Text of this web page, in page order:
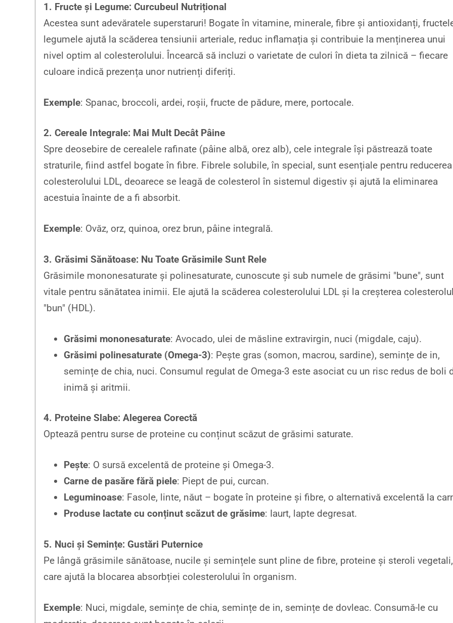
1. Fructe și Legume: Curcubeul Nutrițional
Acestea sunt adevăratele superstaruri! Bogate în vitamine, minerale, fibre și antioxidanți,
legumele ajută la scăderea tensiunii arteriale, reduc inflamația și contribuie la menținerea unui
nivel optim al colesterolului. Încearcă să incluzi o varietate de culori în dieta ta zilnică – fiecare
culoare indică prezența unor nutrienți diferiți.
Exemple: Spanac, broccoli, ardei, roșii, fructe de pădure, mere, portocale.
2. Cereale Integrale: Mai Mult Decât Pâine
Spre deosebire de cerealele rafinate (pâine albă, orez alb), cele integrale își păstrează toate
straturile, fiind astfel bogate în fibre. Fibrele solubile, în special, sunt esențiale pentru reducerea
colesterolului LDL, deoarece se leagă de colesterol în sistemul digestiv și ajută la eliminarea
acestuia înainte de a fi absorbit.
Exemple: Ovăz, orz, quinoa, orez brun, pâine integrală.
3. Grăsimi Sănătoase: Nu Toate Grăsimile Sunt Rele
Grăsimile mononesaturate și polinesaturate, cunoscute și sub numele de grăsimi "bune", sunt
vitale pentru sănătatea inimii. Ele ajută la scăderea colesterolului LDL și la creșterea
"bun" (HDL).
Grăsimi mononesaturate: Avocado, ulei de măsline extravirgin, nuci (migdale, caju).
Grăsimi polinesaturate (Omega-3): Pește gras (somon, macrou, sardine), semințe de in,
semințe de chia, nuci. Consumul regulat de Omega-3 este asociat cu un risc redus de boli
inimă și aritmii.
4. Proteine Slabe: Alegerea Corectă
Optează pentru surse de proteine cu conținut scăzut de grăsimi saturate.
Pește: O sursă excelentă de proteine și Omega-3.
Carne de pasăre fără piele: Piept de pui, curcan.
Leguminoase: Fasole, linte, năut – bogate în proteine și fibre, o alternativă excelentă la
Produse lactate cu conținut scăzut de grăsime: Iaurt, lapte degresat.
5. Nuci și Semințe: Gustări Puternice
Pe lângă grăsimile sănătoase, nucile și semințele sunt pline de fibre, proteine și steroli vegetali,
care ajută la blocarea absorbției colesterolului în organism.
Exemple: Nuci, migdale, semințe de chia, semințe de in, semințe de dovleac. Consumă-le cu